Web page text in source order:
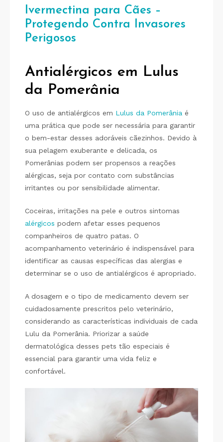
Ivermectina para Cães –
Protegendo Contra Invasores
Perigosos
Antialérgicos em Lulus
da Pomerânia
O uso de antialérgicos em Lulus da Pomerânia é
uma prática que pode ser necessária para garantir
o bem-estar desses adoráveis cãezinhos. Devido à
sua pelagem exuberante e delicada, os
Pomerânias podem ser propensos a reações
alérgicas, seja por contato com substâncias
irritantes ou por sensibilidade alimentar.
Coceiras, irritações na pele e outros sintomas
alérgicos podem afetar esses pequenos
companheiros de quatro patas. O
acompanhamento veterinário é indispensável para
identificar as causas específicas das alergias e
determinar se o uso de antialérgicos é apropriado.
A dosagem e o tipo de medicamento devem ser
cuidadosamente prescritos pelo veterinário,
considerando as características individuais de cada
Lulu da Pomerânia. Priorizar a saúde
dermatológica desses pets tão especiais é
essencial para garantir uma vida feliz e
confortável.